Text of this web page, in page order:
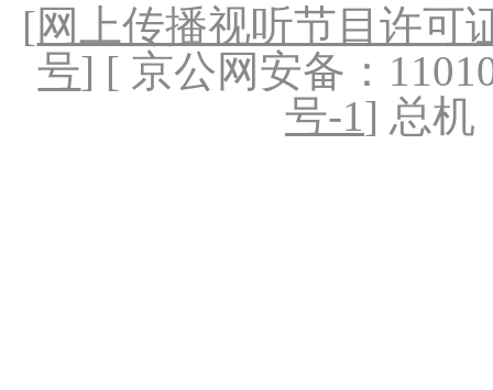
[网上传播视听节目许可
号] [ 京公网安备：
号-1] 总机